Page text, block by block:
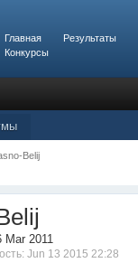
Главная Результаты
Конкурсы
Belij
Mar 2011
Jun 13 2015 22:28